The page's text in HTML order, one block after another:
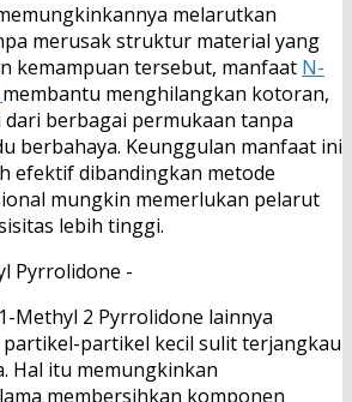
melarutkan
merusak struktur material yang
kemampuan tersebut, manfaat N-
membantu menghilangkan kotoran,
dari berbagai permukaan tanpa
berbahaya. Keunggulan manfaat ini
efektif dibandingkan metode
mungkin memerlukan pelarut
lebih tinggi.
Methyl 2 Pyrrolidone lainnya
partikel-partikel kecil sulit terjangkau
Hal itu memungkinkan
membersihkan komponen